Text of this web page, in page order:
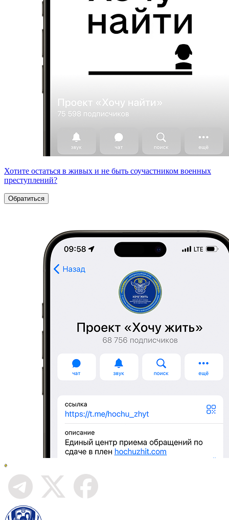
Хотите остаться в живых и не быть соучастником военных
преступлений?
Обратиться